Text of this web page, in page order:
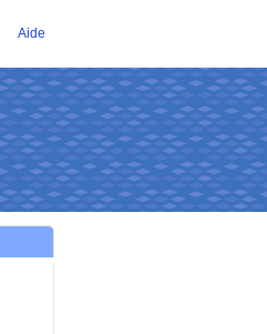
Aide